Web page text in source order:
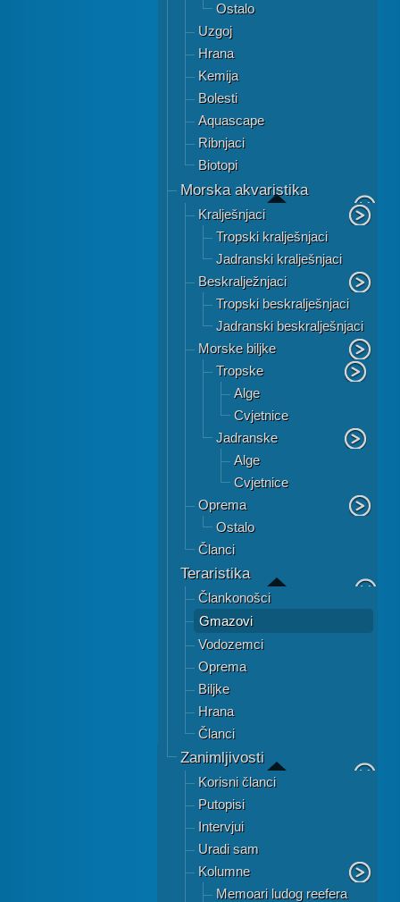
Ostalo
Uzgoj
Hrana
Kemija
Bolesti
Aquascape
Ribnjaci
Biotopi
Morska akvaristika
Kralješnjaci
Tropski kralješnjaci
Jadranski kralješnjaci
Beskralježnjaci
Tropski beskralješnjaci
Jadranski beskralješnjaci
Morske biljke
Tropske
Alge
Cvjetnice
Jadranske
Alge
Cvjetnice
Oprema
Ostalo
Članci
Teraristika
Člankonošci
Gmazovi
Vodozemci
Oprema
Biljke
Hrana
Članci
Zanimljivosti
Korisni članci
Putopisi
Intervjui
Uradi sam
Kolumne
Memoari ludog reefera